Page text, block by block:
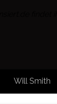
Will Smith